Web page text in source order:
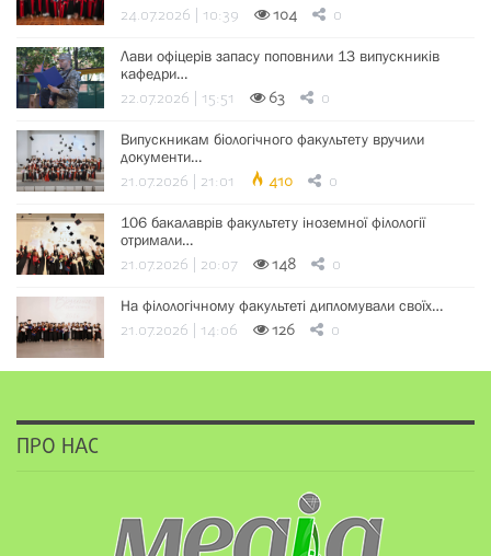
24.07.2026 | 10:39 104 0
Лави офіцерів запасу поповнили 13 випускників
кафедри…
22.07.2026 | 15:51 63 0
Випускникам біологічного факультету вручили
документи…
21.07.2026 | 21:01 410 0
106 бакалаврів факультету іноземної філології
отримали…
21.07.2026 | 20:07 148 0
На філологічному факультеті дипломували своїх…
21.07.2026 | 14:06 126 0
ПРО НАС